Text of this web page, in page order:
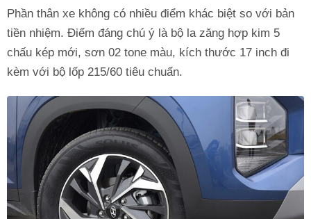
Phần thân xe không có nhiều điểm khác biệt so với bản
tiền nhiệm. Điểm đáng chú ý là bộ la zăng hợp kim 5
chấu kép mới, sơn 02 tone màu, kích thước 17 inch đi
kèm với bộ lốp 215/60 tiêu chuẩn.